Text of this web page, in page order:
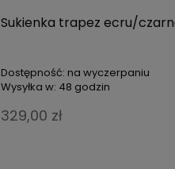
Sukienka trapez ecru/
Dostępność: na wyczerpaniu
Wysyłka w: 48 godzin
329,00 zł